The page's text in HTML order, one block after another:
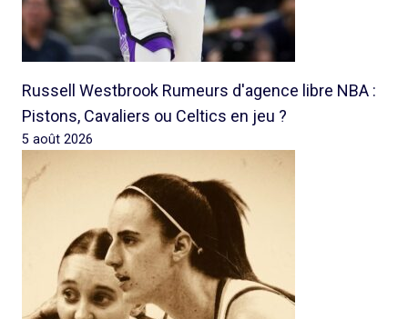
Russell Westbrook Rumeurs d'agence libre NBA :
Pistons, Cavaliers ou Celtics en jeu ?
5 août 2026